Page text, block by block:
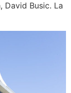
David Busic. La